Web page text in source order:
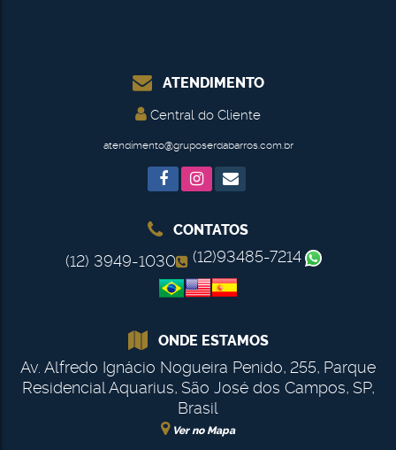
ATENDIMENTO
Central do Cliente
atendimento@gruposerdabarros.com.br
CONTATOS
(12) 3949-1030 (12)93485-7214
ONDE ESTAMOS
Av. Alfredo Ignácio Nogueira Penido, 255, Parque
Residencial Aquarius, São José dos Campos, SP,
Brasil
Ver no Mapa